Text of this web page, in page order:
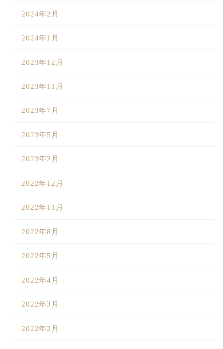
2024年2月
2024年1月
2023年12月
2023年11月
2023年7月
2023年5月
2023年2月
2022年12月
2022年11月
2022年8月
2022年5月
2022年4月
2022年3月
2022年2月